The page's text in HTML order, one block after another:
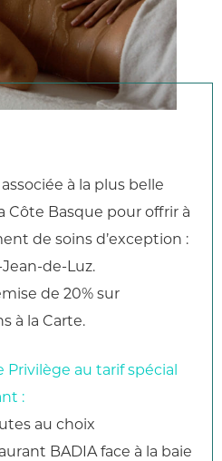
associée à la plus belle
Côte Basque pour offrir à
de soins d’exception :
de-Luz.
de 20% sur
à la Carte.
Privilège au tarif spécial
:
au choix
BADIA face à la baie